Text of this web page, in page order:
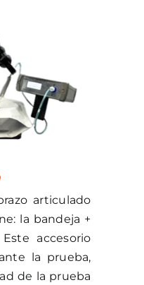
articulado
la bandeja +
accesorio
la prueba,
de la prueba